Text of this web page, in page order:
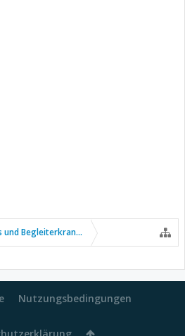
und Begleiterkrankungen
Nutzungsbedingungen